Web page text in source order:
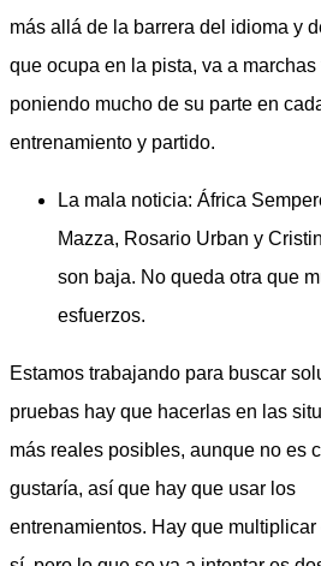
más allá de la barrera del idioma y
que ocupa en la pista, va a marchas
poniendo mucho de su parte en
entrenamiento y partido.
La mala noticia: África
Mazza, Rosario Urban y
son baja. No queda otra que
esfuerzos.
Estamos trabajando para buscar
pruebas hay que hacerlas en las
más reales posibles, aunque no es
gustaría, así que hay que usar los
entrenamientos. Hay que multiplicar